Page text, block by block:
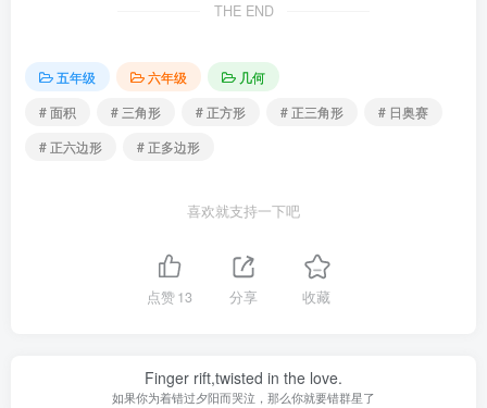
THE END
五年级 六年级
几何
# 面积
# 三角形 # 正方形 # 正三角形
# 日奥赛
# 正六边形
# 正多边形
喜欢就支持一下吧
点赞13 分享 收藏
Finger rift,twisted in the love.
如果你为着错过夕阳而哭泣，那么你就要错群星了